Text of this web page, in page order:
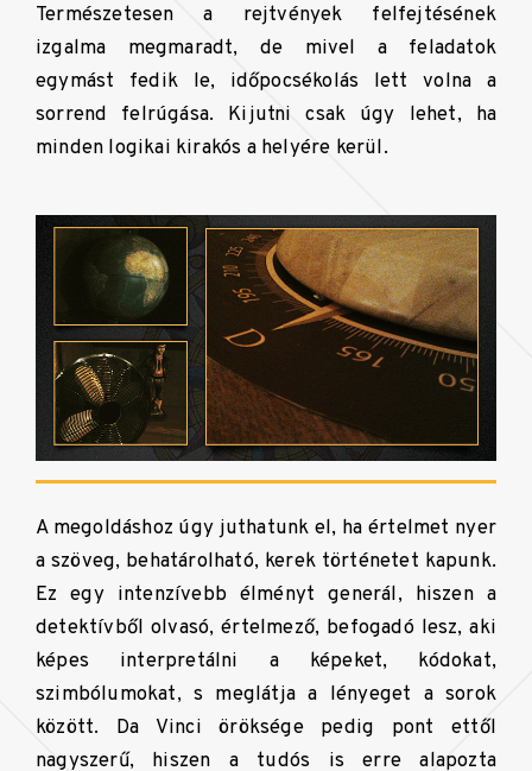
Természetesen a rejtvények felfejtésének
izgalma megmaradt, de mivel a feladatok
egymást fedik le, időpocsékolás lett volna a
sorrend felrúgása. Kijutni csak úgy lehet, ha
minden logikai kirakós a helyére kerül.
A megoldáshoz úgy juthatunk el, ha értelmet nyer
a szöveg, behatárolható, kerek történetet kapunk.
Ez egy intenzívebb élményt generál, hiszen a
detektívből olvasó, értelmező, befogadó lesz, aki
képes interpretálni a képeket, kódokat,
szimbólumokat, s meglátja a lényeget a sorok
között. Da Vinci öröksége pedig pont ettől
nagyszerű, hiszen a tudós is erre alapozta